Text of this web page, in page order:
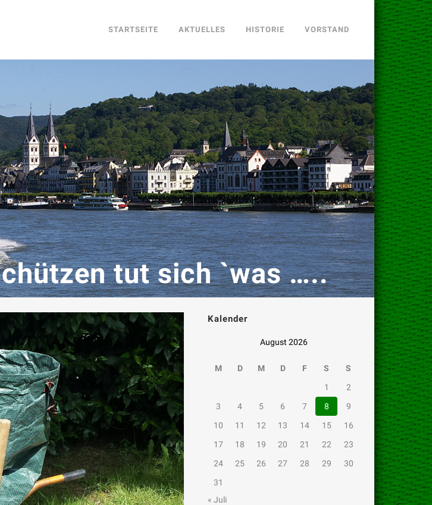
STARTSEITE AKTUELLES HISTORIE VORSTAND
tut sich `was …..
Kalender
August 2026
M D M D F S
S
1
2
3
4 5 6 7 8
9
10
11 12 13 14 15
16
17
18 19 20 21 22
23
24
25 26 27 28 29
30
31
« Juli